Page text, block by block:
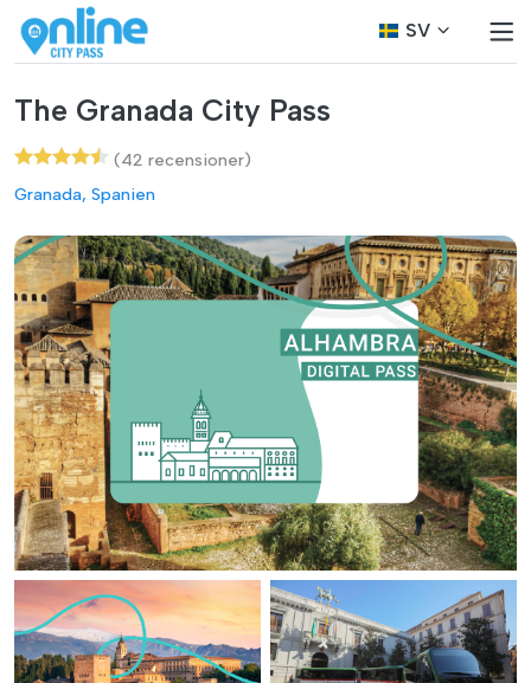
SV
The Granada City Pass
(42 recensioner)
Granada, Spanien